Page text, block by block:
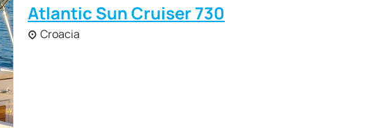
Atlantic Sun Cruiser 730
Croacia